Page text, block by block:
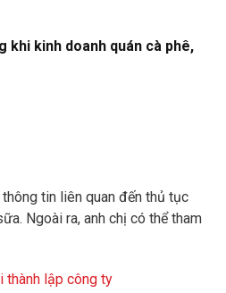
khi kinh doanh quán cà phê,
tin liên quan đến thủ tục
Ngoài ra, anh chị có thể tham
thành lập công ty